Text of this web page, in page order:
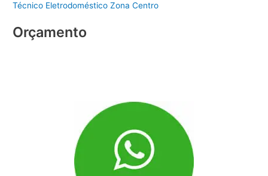
Técnico Eletrodoméstico Zona Centro
Orçamento